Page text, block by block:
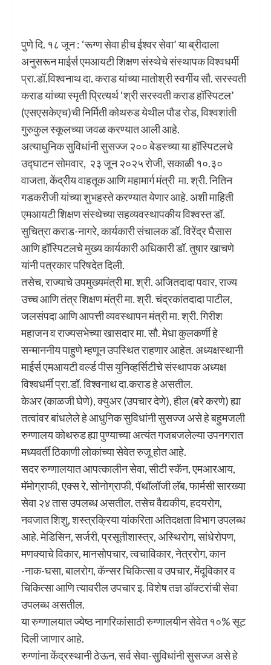
पुणे दि. १८ जून : ‘रूग्ण सेवा हीच ईश्वर सेवा’ या ब्रीदाला
अनुसरून माईर्स एमआयटी शिक्षण संस्थेचे संस्थापक विश्वधर्मी
प्रा.डॉ.विश्वनाथ दा. कराड यांच्या मातोश्री स्वर्गीय सौ. सरस्वती
कराड यांच्या स्मृती प्रित्यर्थ ‘श्री सरस्वती कराड हॉस्पिटल’
(एसएसकेएच)ची निर्मिती कोथरुड येथील पौड रोड, विश्वशांती
गुरुकुल स्कूलच्या जवळ करण्यात आली आहे.
अत्याधुनिक सुविधांनी सुसज्ज २०० बेडस्च्या या हॉस्पिटलचे
उद्घाटन सोमवार, २३ जून २०२५ रोजी, सकाळी १०.३०
वाजता, केंद्रीय वाहतूक आणि महामार्ग मंत्री मा. श्री. नितिन
गडकरीजी यांच्या शुभहस्ते करण्यात येणार आहे. अशी माहिती
एमआयटी शिक्षण संस्थेच्या सहव्यवस्थापकीय विश्वस्त डॉ.
सुचित्रा कराड-नागरे, कार्यकारी संचालक डॉ. विरेंद्र घैसास
आणि हॉस्पिटलचे मुख्य कार्यकारी अधिकारी डॉ. तुषार खाचणे
यांनी पत्रकार परिषदेत दिली.
तसेच, राज्याचे उपमुख्यमंत्री मा. श्री. अजितदादा पवार, राज्य
उच्च आणि तंत्र शिक्षण मंत्री मा. श्री. चंद्रकांतदादा पाटील,
जलसंपदा आणि आपत्ती व्यवस्थापन मंत्री मा. श्री. गिरीश
महाजन व राज्यसभेच्या खासदार मा. सौ. मेधा कुलकर्णी हे
सन्माननीय पाहुणे म्हणून उपस्थित राहणार आहेत. अध्यक्षस्थानी
माईर्स एमआयटी वर्ल्ड पीस युनिव्हर्सिटीचे संस्थापक अध्यक्ष
विश्वधर्मी प्रा.डॉ. विश्वनाथ दा.कराड हे असतील.
केअर (काळजी घेणे), क्युअर (उपचार देणे), हील (बरे करणे) ह्या
तत्वांवर बांधलेले हे आधुनिक सुविधांनी सुसज्ज असे हे बहुमजली
रुग्णालय कोथरुड ह्या पुण्याच्या अत्यंत गजबजलेल्या उपनगरात
मध्यवर्ती ठिकाणी लोकांच्या सेवेत रुजू होत आहे.
सदर रुग्णालयात आपत्कालीन सेवा, सीटी स्कॅन, एमआरआय,
मॅमोग्राफी, एक्स रे, सोनोग्राफी, पॅथॉलॉजी लॅब, फार्मसी सारख्या
सेवा २४ तास उपलब्ध असतील. तसेच वैद्यकीय, हदयरोग,
नवजात शिशु, शस्त्रक्रिया यांकरिता अतिदक्षता विभाग उपलब्ध
आहे. मेडिसिन, सर्जरी, प्रसूतीशास्त्र, अस्थिरोग, सांधेरोपण,
मणक्याचे विकार, मानसोपचार, त्वचाविकार, नेत्ररोग, कान
-नाक-घसा, बालरोग, कॅन्सर चिकित्सा व उपचार, मेंदूविकार व
चिकित्सा आणि त्यावरील उपचार इ. विशेष तज्ञ डॉक्टरांची सेवा
उपलब्ध असतील.
या रुग्णालयात ज्येष्ठ नागरिकांसाठी रुग्णालयीन सेवेत १०% सूट
दिली जाणार आहे.
रुग्णांना केंद्रस्थानी ठेऊन, सर्व सेवा-सुविधांनी सुसज्ज असे हे